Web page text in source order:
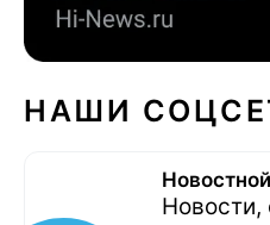
НАШИ
Новости,